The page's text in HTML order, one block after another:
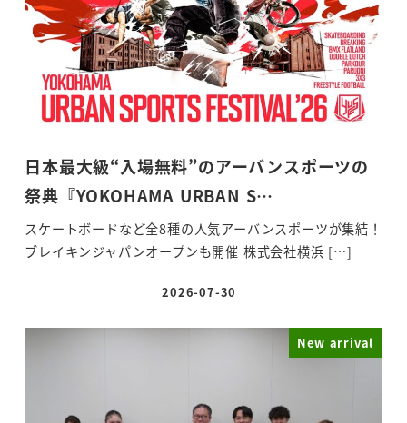
日本最大級“入場無料”のアーバンスポーツの
祭典『YOKOHAMA URBAN S…
スケートボードなど全8種の人気アーバンスポーツが集結！
ブレイキンジャパンオープンも開催 株式会社横浜 […]
投稿日
2026-07-30
New arrival